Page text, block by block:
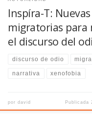
Inspíra-T:
migratorias para
el discurso del
discurso de odio
narrativa xenofobia
pordavid Publicada